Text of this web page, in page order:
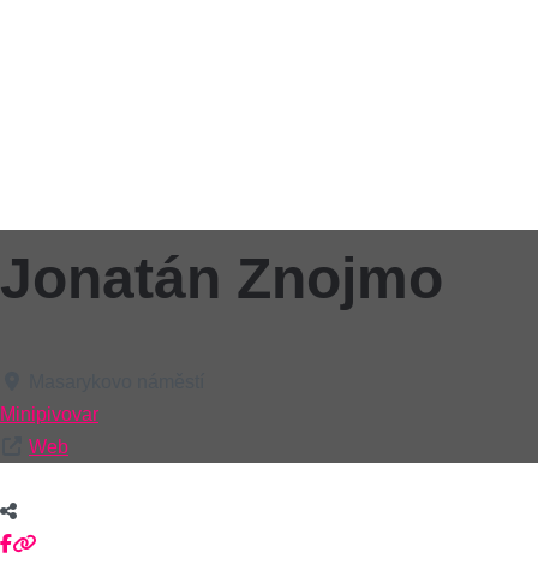
Jonatán Znojmo
Minipivovar
Web